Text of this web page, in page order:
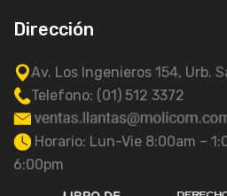
Dirección
Av. Los Ingenieros 154, Urb.
Telefono: (01) 512 3372
Horario: Lun-Vie 8:00am –
6:00pm